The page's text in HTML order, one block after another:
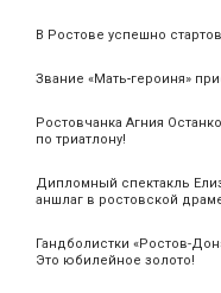
В Ростове успешно
Звание «Мать‑героиня»
Ростовчанка Агния
по триатлону!
Дипломный спектакль
аншлаг в ростовской
Гандболистки «Ростов-
Это юбилейное золото!